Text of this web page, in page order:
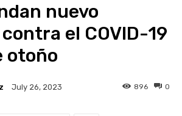
nuevo
el COVID-19
otoño
July 26, 2023 0
896